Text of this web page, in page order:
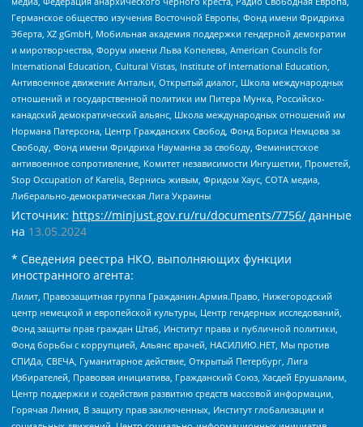
Германское общество изучения Восточной Европы, Фонд имени Фридриха
Эберта, XZ gGmbH, Мобильная академия поддержки гендерной демократии
и миротворчества, Форум имени Льва Копелева, American Councils for
International Education, Cultural Vistas, Institute of International Education,
Антивоенное движение Антальи, Открытый диалог, Школа международных
отношений и государственной политики им Питера Мунка, Российско-
канадский демократический альянс, Школа международных отношений им
Нормана Патерсона, Центр Гражданских Свобод, Фонд Бориса Немцова за
Свободу, Фонд имени Фридриха Науманна за свободу, Феминистское
антивоенное сопротивление, Комитет независимости Ингушетии, Прометей,
Stop Occupation of Karelia, Вернись живым, Фридом Хаус, СОТА медиа,
Либерально-демократическая Лига Украины
Источник: https://minjust.gov.ru/ru/documents/7756/ данные
на 13.05.2024
* Сведения реестра НКО, выполняющих функции
иностранного агента:
Лилит, Правозащитная группа Гражданин.Армия.Право, Нижегородский
центр немецкой и европейской культуры, Центр гендерных исследований,
Фонд защиты прав граждан Штаб, Институт права и публичной политики,
Фонд борьбы с коррупцией, Альянс врачей, НАСИЛИЮ.НЕТ, Мы против
СПИДа, СВЕЧА, Гуманитарное действие, Открытый Петербург, Лига
Избирателей, Правовая инициатива, Гражданский Союз, Хасдей Ерушалаим,
Центр поддержки и содействия развитию средств массовой информации,
Горячая Линия, В защиту прав заключенных, Институт глобализации и